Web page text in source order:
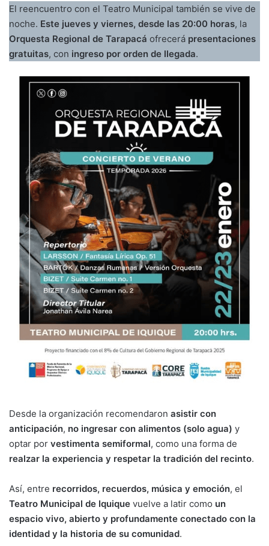
El reencuentro con el Teatro Municipal también se vive de
noche. Este jueves y viernes, desde las 20:00 horas, la
Orquesta Regional de Tarapacá ofrecerá presentaciones
gratuitas, con ingreso por orden de llegada.
Desde la organización recomendaron asistir con
anticipación, no ingresar con alimentos (solo agua) y
optar por vestimenta semiformal, como una forma de
realzar la experiencia y respetar la tradición del recinto.
Así, entre recorridos, recuerdos, música y emoción, el
Teatro Municipal de Iquique vuelve a latir como un
espacio vivo, abierto y profundamente conectado con la
identidad y la historia de su comunidad.